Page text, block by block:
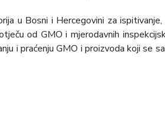
u Bosni i Hercegovini za
od GMO i mjerodavnih
i praćenju GMO i proizvoda koji se